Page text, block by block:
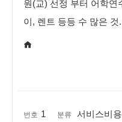
원(교) 선정 부터 어학연
이, 렌트 등등 수 많은 것
번호 1 분류 서비스비용